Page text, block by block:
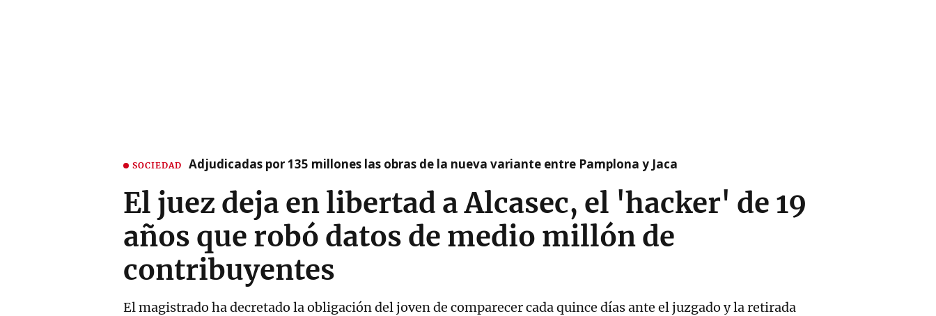
SOCIEDAD Adjudicadas por 135 millones las obras de la nueva variante entre Pamplona y Jaca
El juez deja en libertad a Alcasec, el 'hacker' de 19
años que robó datos de medio millón de
contribuyentes
El magistrado ha decretado la obligación del joven de comparecer cada quince días ante el juzgado y la retirada